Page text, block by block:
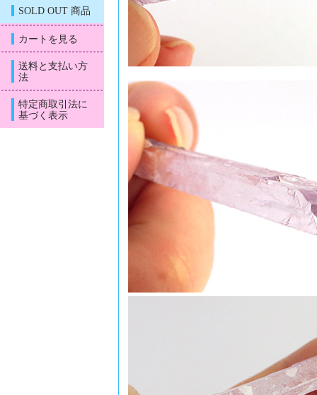
SOLD OUT 商品
カートを見る
送料と支払い方
法
特定商取引法に
基づく表示